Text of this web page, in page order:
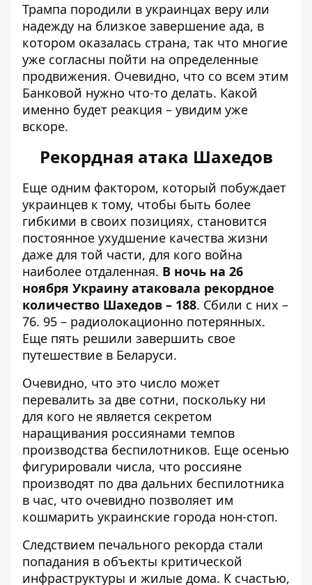
Трампа породили в украинцах веру или
надежду на близкое завершение ада, в
котором оказалась страна, так что многие
уже согласны пойти на определенные
продвижения. Очевидно, что со всем этим
Банковой нужно что-то делать. Какой
именно будет реакция – увидим уже
вскоре.
Рекордная атака Шахедов
Еще одним фактором, который побуждает
украинцев к тому, чтобы быть более
гибкими в своих позициях, становится
постоянное ухудшение качества жизни
даже для той части, для кого война
наиболее отдаленная. В ночь на 26
ноября Украину атаковала рекордное
количество Шахедов – 188. Сбили с них –
76. 95 – радиолокационно потерянных.
Еще пять решили завершить свое
путешествие в Беларуси.
Очевидно, что это число может
перевалить за две сотни, поскольку ни
для кого не является секретом
наращивания россиянами темпов
производства беспилотников. Еще осенью
фигурировали числа, что россияне
производят по два дальних беспилотника
в час, что очевидно позволяет им
кошмарить украинские города нон-стоп.
Следствием печального рекорда стали
попадания в объекты критической
инфраструктуры и жилые дома. К счастью,